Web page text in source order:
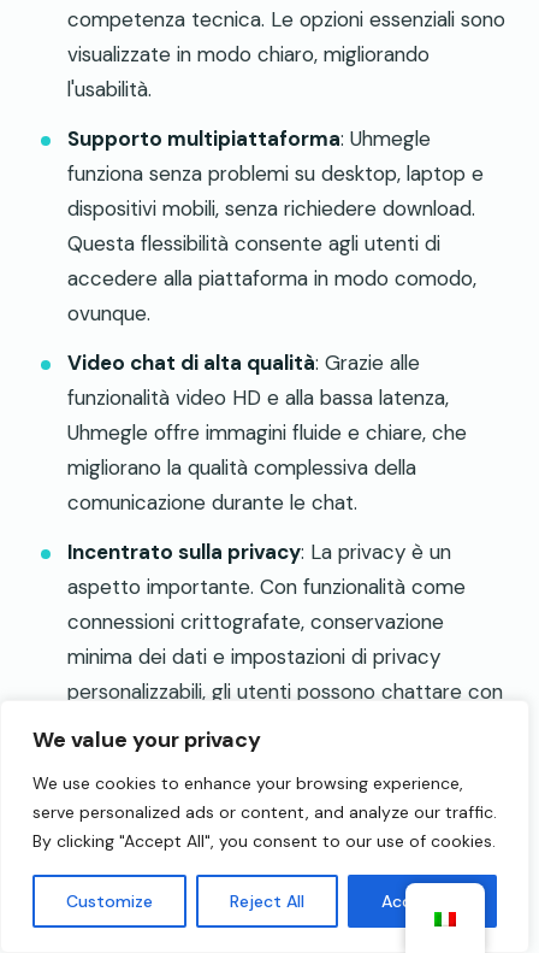
We value your privacy
We use cookies to enhance your browsing experience,
serve personalized ads or content, and analyze our traffic.
By clicking "Accept All", you consent to our use of cookies.
Customize Reject All Accept All
competenza tecnica. Le opzioni essenziali sono
visualizzate in modo chiaro, migliorando
l'usabilità.
Supporto multipiattaforma: Uhmegle
funziona senza problemi su desktop, laptop e
dispositivi mobili, senza richiedere download.
Questa flessibilità consente agli utenti di
accedere alla piattaforma in modo comodo,
ovunque.
Video chat di alta qualità: Grazie alle
funzionalità video HD e alla bassa latenza,
Uhmegle offre immagini fluide e chiare, che
migliorano la qualità complessiva della
comunicazione durante le chat.
Incentrato sulla privacy: La privacy è un
aspetto importante. Con funzionalità come
connessioni crittografate, conservazione
minima dei dati e impostazioni di privacy
personalizzabili, gli utenti possono chattare con
sicurezza senza preoccuparsi che le loro
improprio.
Adattabilità alle condizioni di rete:I server
ottimizzati di Uhmegle regolano
automaticamente la qualità video in base alla